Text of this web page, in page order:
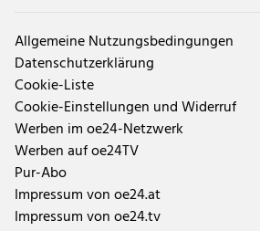
Allgemeine Nutzungsbedingungen
Datenschutzerklärung
Cookie-Liste
Cookie-Einstellungen und Widerruf
Werben im oe24-Netzwerk
Werben auf oe24TV
Pur-Abo
Impressum von oe24.at
Impressum von oe24.tv